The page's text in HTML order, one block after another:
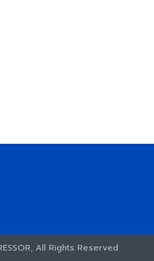
All Rights Reserved